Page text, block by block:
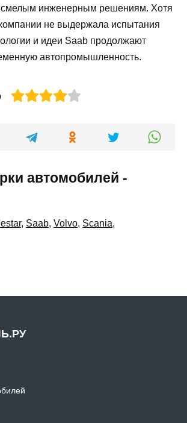
инженерным решениям. Хотя
не выдержала испытания
и идеи Saab продолжают
автопромышленность.
автомобилей -
, Saab, Volvo, Scania,